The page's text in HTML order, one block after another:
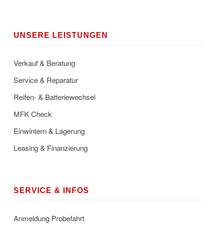
UNSERE LEISTUNGEN
Verkauf & Beratung
Service & Reparatur
Reifen- & Batteriewechsel
MFK Check
Einwintern & Lagerung
Leasing & Finanzierung
SERVICE & INFOS
Anmeldung Probefahrt